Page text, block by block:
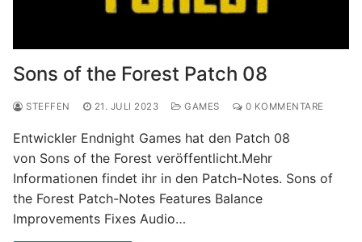
Sons of the Forest Patch 08
STEFFEN 21. JULI 2023 GAMES 0 KOMMENTARE
Entwickler Endnight Games hat den Patch 08
von Sons of the Forest veröffentlicht.Mehr
Informationen findet ihr in den Patch-Notes. Sons of
the Forest Patch-Notes Features Balance
Improvements Fixes Audio…